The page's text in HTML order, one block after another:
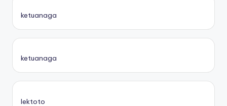
ketuanaga
ketuanaga
lektoto